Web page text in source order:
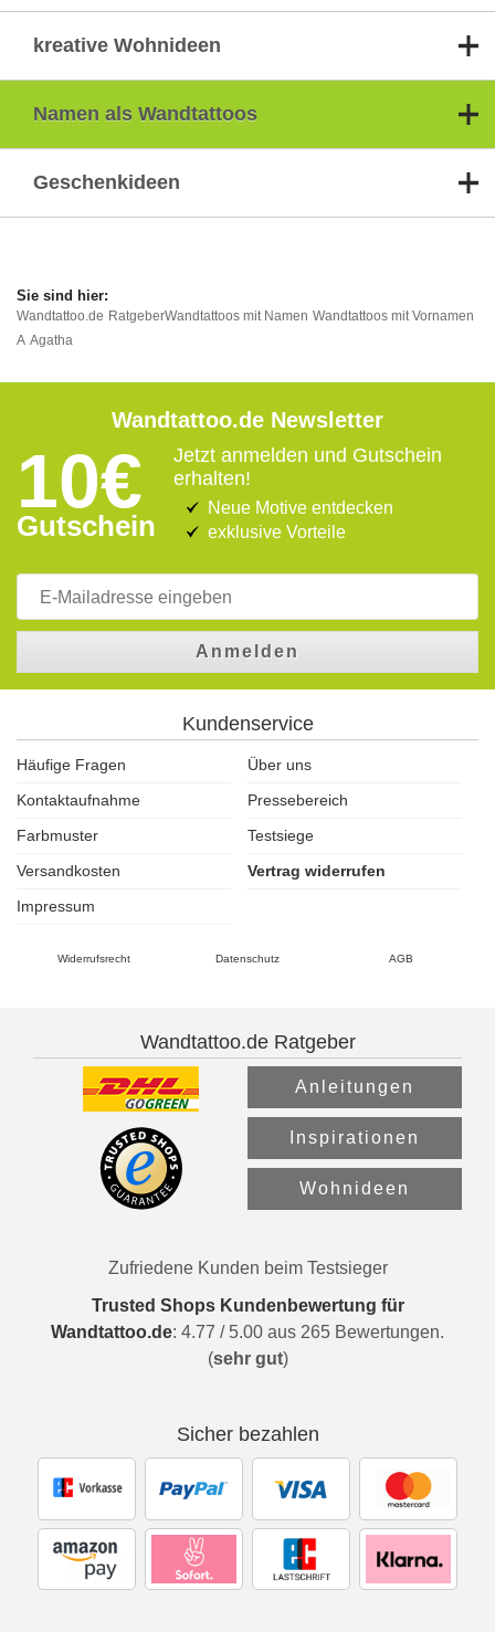
kreative Wohnideen
Namen als Wandtattoos
Geschenkideen
Wandtattoo.de RatgeberWandtattoos mit Namen Wandtattoos mit Vornamen
A Agatha
Wandtattoo.de Newsletter
10€
Gutschein
Jetzt anmelden und Gutschein
erhalten!
Neue Motive entdecken
exklusive Vorteile
Anmelden
Kundenservice
Häufige Fragen
Über uns
Kontaktaufnahme
Pressebereich
Farbmuster
Testsiege
Versandkosten
Vertrag widerrufen
Impressum
Widerrufsrecht Datenschutz AGB
Wandtattoo.de Ratgeber
Anleitungen
Inspirationen
Wohnideen
Zufriedene Kunden beim Testsieger
Trusted Shops Kundenbewertung für
Wandtattoo.de: 4.77 / 5.00 aus 265 Bewertungen.
(sehr gut)
Sicher bezahlen